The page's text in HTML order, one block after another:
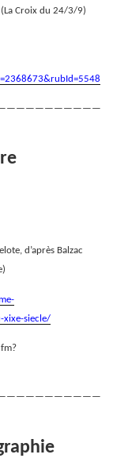
Croix du 24/3/9)
d’après Balzac
xixe-siecle/